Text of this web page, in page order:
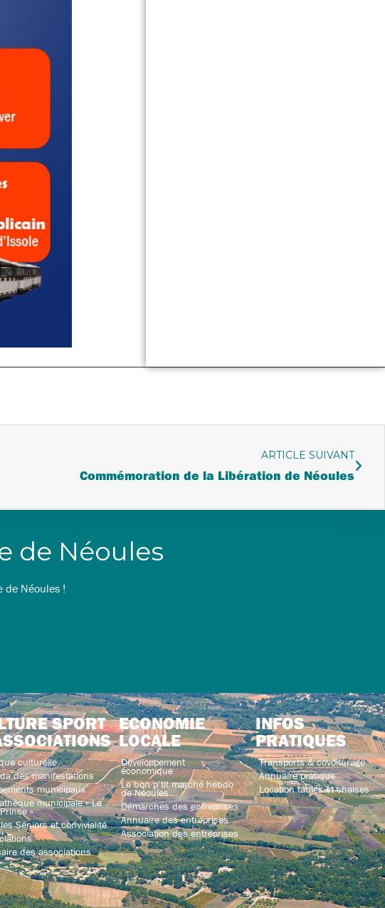
ARTICLE SUIVANT
Commémoration de la Libération de Néoules
de Néoules
de Néoules !
SPORT
culturelle
des manifestations
municipaux
municipale « Le
»
Séniors et convivialité
des associations
ECONOMIE
LOCALE
Développement
économique
Le bon p’tit marché hebdo
de Néoules
Démarches des entreprises
Annuaire des entreprises
Association des entreprises
INFOS
PRATIQUES
Transports & covoiturage
Annuaire pratique
Location tables et chaises